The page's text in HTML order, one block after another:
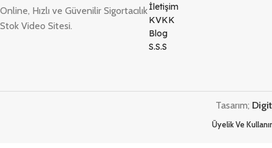
Online, Hızlı ve Güvenilir Sigortacılık
Stok Video Sitesi.
İletişim
KVKK
Blog
S.S.S
Tasarım;
Üyelik Ve